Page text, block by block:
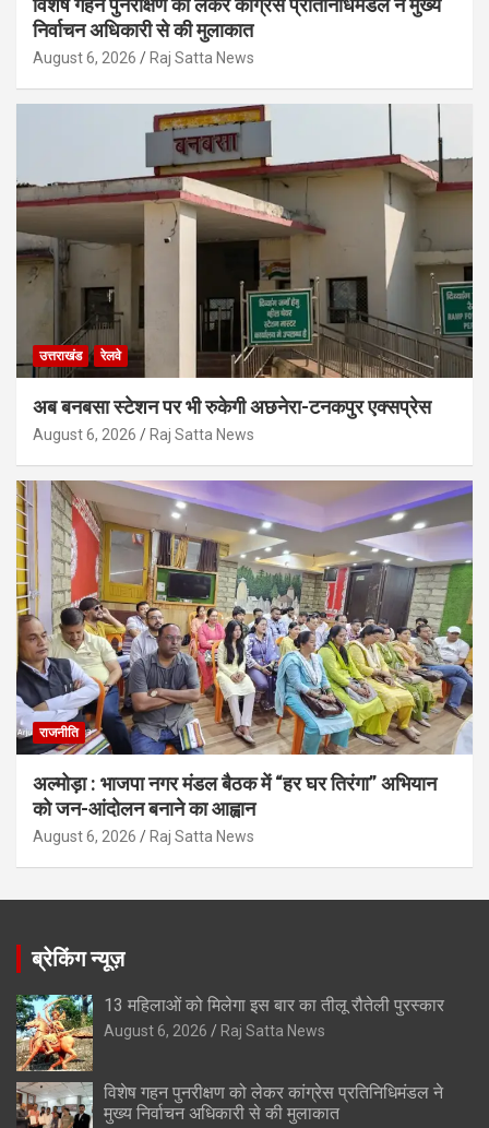
विशेष गहन पुनरीक्षण को लेकर कांग्रेस प्रतिनिधिमंडल ने मुख्य
निर्वाचन अधिकारी से की मुलाकात
August 6, 2026 Raj Satta News
उत्तराखंड रेलवे
अब बनबसा स्टेशन पर भी रुकेगी अछनेरा-टनकपुर एक्सप्रेस
August 6, 2026 Raj Satta News
राजनीति
अल्मोड़ा : भाजपा नगर मंडल बैठक में “हर घर तिरंगा” अभियान
को जन-आंदोलन बनाने का आह्वान
August 6, 2026 Raj Satta News
ब्रेकिंग न्यूज़
13 महिलाओं को मिलेगा इस बार का तीलू रौतेली पुरस्कार
August 6, 2026 Raj Satta News
विशेष गहन पुनरीक्षण को लेकर कांग्रेस प्रतिनिधिमंडल ने
मुख्य निर्वाचन अधिकारी से की मुलाकात